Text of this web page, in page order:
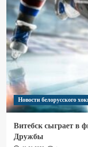
Новости белорусского
Витебск сыграет в
Дружбы